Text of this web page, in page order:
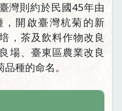
灣則約於民國45年由
開啟臺灣杭菊的新
，茶及飲料作物改良
場、臺東區農業改良
種的命名。